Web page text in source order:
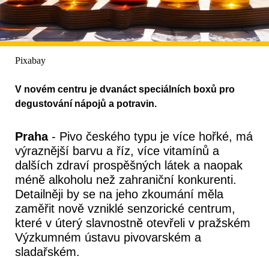
Pixabay
V novém centru je dvanáct speciálních boxů pro
degustování nápojů a potravin.
Praha- Pivo českého typu je více hořké, má
výraznější barvu a říz, více vitamínů a
dalších zdraví prospěšných látek a naopak
méně alkoholu než zahraniční konkurenti.
Detailněji by se na jeho zkoumání měla
zaměřit nově vzniklé senzorické centrum,
které v úterý slavnostně otevřeli v pražském
Výzkumném ústavu pivovarském a
sladařském.